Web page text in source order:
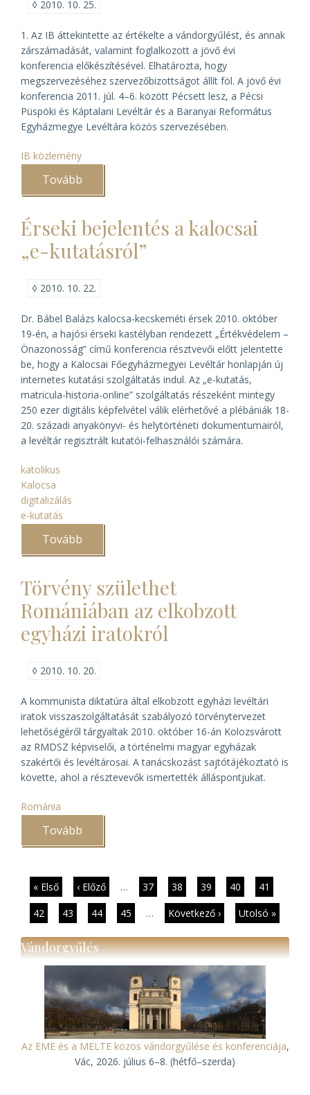
◊ 2010. 10. 25.
1. Az IB áttekintette az értékelte a vándorgyűlést, és annak
zárszámadását, valamint foglalkozott a jövő évi
konferencia előkészítésével. Elhatározta, hogy
megszervezéséhez szervezőbizottságot állít föl. A jövő évi
konferencia 2011. júl. 4–6. között Pécsett lesz, a Pécsi
Püspöki és Káptalani Levéltár és a Baranyai Református
Egyházmegye Levéltára közös szervezésében.
IB közlemény
Tovább
IB
okt.
14-
i
üléséről)
Érseki bejelentés a kalocsai
„e-kutatásról”
◊ 2010. 10. 22.
Dr. Bábel Balázs kalocsa-kecskeméti érsek 2010. október
19-én, a hajósi érseki kastélyban rendezett „Értékvédelem –
Önazonosság” című konferencia résztvevői előtt jelentette
be, hogy a Kalocsai Főegyházmegyei Levéltár honlapján új
internetes kutatási szolgáltatás indul. Az „e-kutatás,
matricula-historia-online” szolgáltatás részeként mintegy
250 ezer digitális képfelvétel válik elérhetővé a plébániák 18-
20. századi anyakönyvi- és helytörténeti dokumentumairól,
a levéltár regisztrált kutatói-felhasználói számára.
katolikus
Kalocsa
digitalizálás
e-kutatás
Tovább
a
„e-
kutatásról”)
Törvény születhet
Romániában az elkobzott
egyházi iratokról
◊ 2010. 10. 20.
A kommunista diktatúra által elkobzott egyházi levéltári
iratok visszaszolgáltatását szabályozó törvénytervezet
lehetőségéről tárgyaltak 2010. október 16-án Kolozsvárott
az RMDSZ képviselői, a történelmi magyar egyházak
szakértői és levéltárosai. A tanácskozást sajtótájékoztató is
követte, ahol a résztevevők ismertették álláspontjukat.
Románia
Tovább
Romániában
elkobzott
egyházi
iratokról)
Oldalszámozás
Első
oldal
« Első
Előző
oldal
‹ Előző … Page
37 Page
38 Page
39 Page
40
Jelenlegi
oldal
41
Page
42 Page
43 Page
44 Page
45 …
Következő
Következő ›
Utolsó
Utolsó »
Vándorgyűlés
Az EME és a MELTE közös vándorgyűlése és konferenciája,
Vác, 2026. július 6–8. (hétfő–szerda)